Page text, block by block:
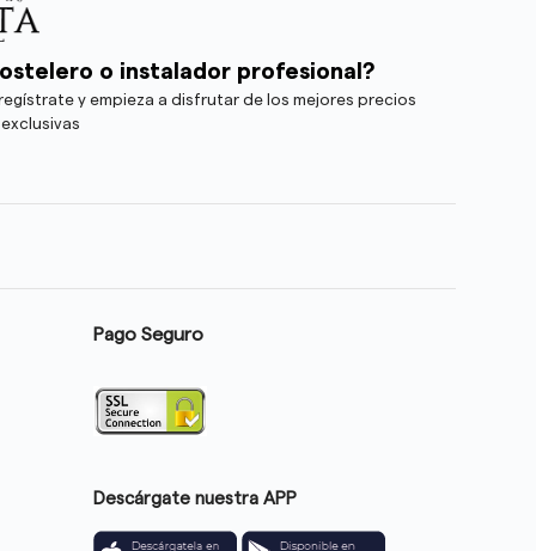
o instalador profesional?
y empieza a disfrutar de los mejores precios
Pago Seguro
Descárgate nuestra APP